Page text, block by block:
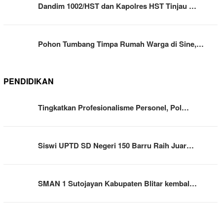
Dandim 1002/HST dan Kapolres HST Tinjau …
Pohon Tumbang Timpa Rumah Warga di Sine,…
PENDIDIKAN
Tingkatkan Profesionalisme Personel, Pol…
Siswi UPTD SD Negeri 150 Barru Raih Juar…
SMAN 1 Sutojayan Kabupaten Blitar kembal…